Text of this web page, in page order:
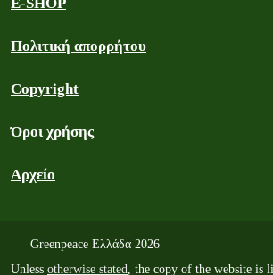
Πολιτική απορρήτου
Copyright
Όροι χρήσης
Αρχείο
Greenpeace Ελλάδα 2026
Unless otherwise stated, the copy of the website is